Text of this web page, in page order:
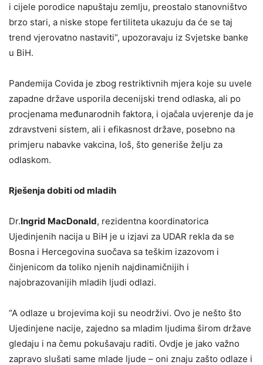
i cijele porodice napuštaju zemlju, preostalo stanovništvo
brzo stari, a niske stope fertiliteta ukazuju da će se taj
trend vjerovatno nastaviti“, upozoravaju iz Svjetske banke
u BiH.
Pandemija Covida je zbog restriktivnih mjera koje su uvele
zapadne države usporila decenijski trend odlaska, ali po
procjenama međunarodnih faktora, i ojačala uvjerenje da je
zdravstveni sistem, ali i efikasnost države, posebno na
primjeru nabavke vakcina, loš, što generiše želju za
odlaskom.
Rješenja dobiti od mladih
Dr.Ingrid MacDonald, rezidentna koordinatorica
Ujedinjenih nacija u BiH je u izjavi za UDAR rekla da se
Bosna i Hercegovina suočava sa teškim izazovom i
činjenicom da toliko njenih najdinamičnijih i
najobrazovanijih mladih ljudi odlazi.
“A odlaze u brojevima koji su neodrživi. Ovo je nešto što
Ujedinjene nacije, zajedno sa mladim ljudima širom države
gledaju i na čemu pokušavaju raditi. Ovdje je jako važno
zapravo slušati same mlade ljude – oni znaju zašto odlaze i